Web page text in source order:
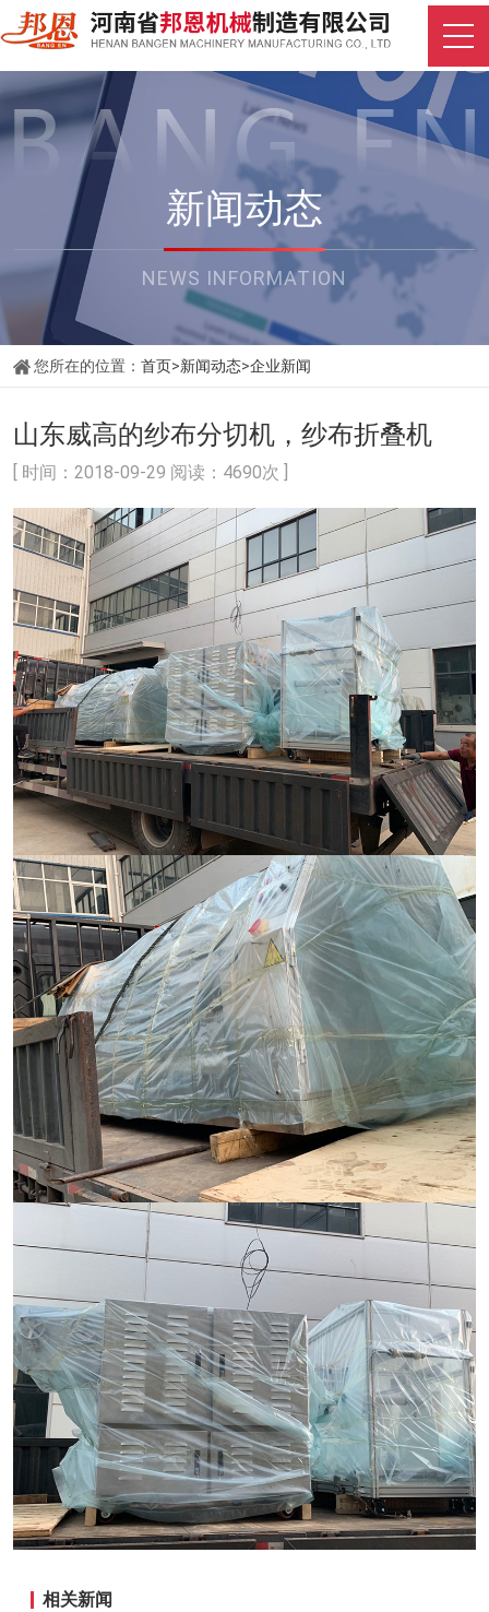
新闻动态
NEWS INFORMATION
您所在的位置： 首页>新闻动态>企业新闻
山东威高的纱布分切机，纱布折叠机
[ 时间：2018-09-29 阅读：4690次 ]
相关新闻